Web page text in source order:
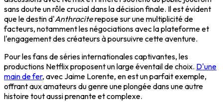
sans doute un rôle crucial dans la décision finale. Il est évident
que le destin d'Anthraciterepose sur une multiplicité de
facteurs, notamment les négociations avec la plateforme et
l'engagement des créateurs à poursuivre cette aventure.
Pour les fans de séries internationales captivantes, les
productions Netflix proposent un large éventail de choix. D'une
main de fer, avec Jaime Lorente, en est un parfait exemple,
offrant aux amateurs du genre une plongée dans une autre
histoire tout aussi prenante et complexe.